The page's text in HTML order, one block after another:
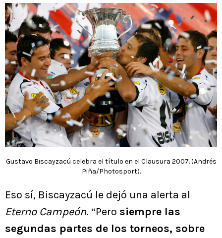
Gustavo Biscayzacú celebra el título en el Clausura 2007. (Andrés
Piña/Photosport).
Eso sí, Biscayzacú le dejó una alerta al
Eterno Campeón. “Pero siempre las
segundas partes de los torneos, sobre